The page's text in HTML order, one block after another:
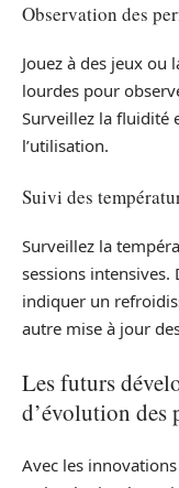
Observation des
Jouez à des jeux ou
lourdes pour
Surveillez la fluidité
l’utilisation.
Suivi des
Surveillez la
sessions intensives.
indiquer un
autre mise à jour
Les futurs
d’évolution des
Avec les